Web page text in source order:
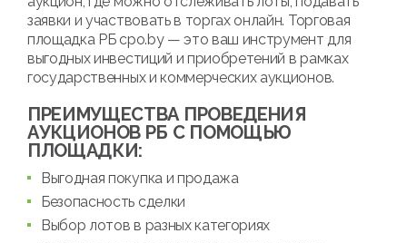
заявки и участвовать в торгах онлайн. Торговая
площадка РБ cpo.by — это ваш инструмент для
выгодных инвестиций и приобретений в рамках
государственных и коммерческих аукционов.
ПРЕИМУЩЕСТВА ПРОВЕДЕНИЯ
АУКЦИОНОВ РБ С ПОМОЩЬЮ
ПЛОЩАДКИ:
Выгодная покупка и продажа
Безопасность сделки
Выбор лотов в разных категориях